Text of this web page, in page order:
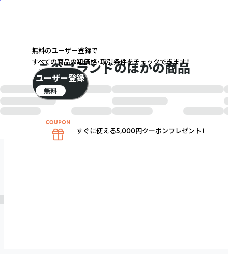
このブランドのほかの商品
無料のユーザー登録で
すべての商品の卸価格・取引条件をチェックできます！
ユーザー登録
無料
すぐに使える5,000円クーポンプレゼント！